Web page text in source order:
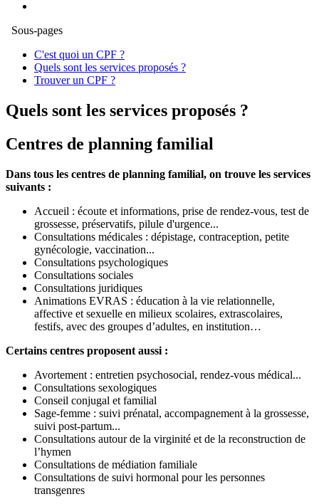
Sous-pages
C'est quoi un CPF ?
Quels sont les services proposés ?
Trouver un CPF ?
Quels sont les services proposés ?
Centres de planning familial
Dans tous les centres de planning familial, on trouve les services
suivants :
Accueil : écoute et informations, prise de rendez-vous, test de
grossesse, préservatifs, pilule d'urgence...
Consultations médicales : dépistage, contraception, petite
gynécologie, vaccination...
Consultations psychologiques
Consultations sociales
Consultations juridiques
Animations EVRAS : éducation à la vie relationnelle,
affective et sexuelle en milieux scolaires, extrascolaires,
festifs, avec des groupes d’adultes, en institution…
Certains centres proposent aussi :
Avortement : entretien psychosocial, rendez-vous médical...
Consultations sexologiques
Conseil conjugal et familial
Sage-femme : suivi prénatal, accompagnement à la grossesse,
suivi post-partum...
Consultations autour de la virginité et de la reconstruction de
l’hymen
Consultations de médiation familiale
Consultations de suivi hormonal pour les personnes
transgenres